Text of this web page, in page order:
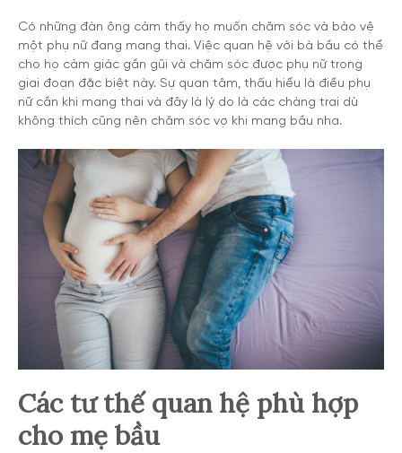
Có những đàn ông cảm thấy họ muốn chăm sóc và bảo vệ
một phụ nữ đang mang thai. Việc quan hệ với bà bầu có thể
cho họ cảm giác gần gũi và chăm sóc được phụ nữ trong
giai đoạn đặc biệt này. Sự quan tâm, thấu hiểu là điều phụ
nữ cần khi mang thai và đây là lý do là các chàng trai dù
không thích cũng nên chăm sóc vợ khi mang bầu nha.
Các tư thế quan hệ phù hợp
cho mẹ bầu